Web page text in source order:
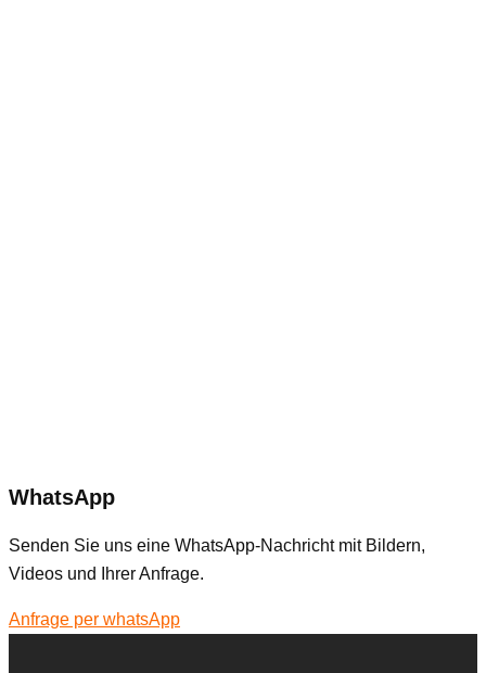
WhatsApp
Senden Sie uns eine WhatsApp-Nachricht mit Bildern,
Videos und Ihrer Anfrage.
Anfrage per whatsApp